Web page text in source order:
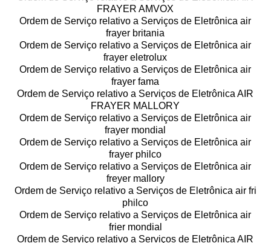
FRAYER AMVOX
Ordem de Serviço relativo a Serviços de Eletrônica air
frayer britania
Ordem de Serviço relativo a Serviços de Eletrônica air
frayer eletrolux
Ordem de Serviço relativo a Serviços de Eletrônica air
frayer fama
Ordem de Serviço relativo a Serviços de Eletrônica AIR
FRAYER MALLORY
Ordem de Serviço relativo a Serviços de Eletrônica air
frayer mondial
Ordem de Serviço relativo a Serviços de Eletrônica air
frayer philco
Ordem de Serviço relativo a Serviços de Eletrônica air
freyer mallory
Ordem de Serviço relativo a Serviços de Eletrônica air fri
philco
Ordem de Serviço relativo a Serviços de Eletrônica air
frier mondial
Ordem de Serviço relativo a Serviços de Eletrônica AIR